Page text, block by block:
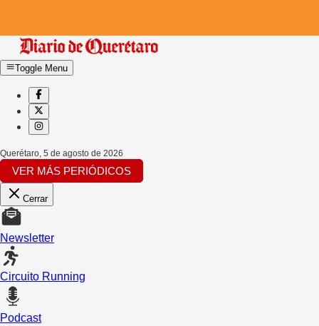
Toggle Menu
Querétaro, 5 de agosto de 2026
VER MÁS PERIÓDICOS
Cerrar
Newsletter
Circuito Running
Podcast